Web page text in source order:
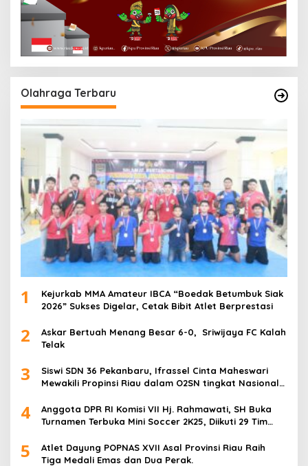
Olahraga Terbaru
1
Kejurkab MMA Amateur IBCA “Boedak Betumbuk Siak
2026” Sukses Digelar, Cetak Bibit Atlet Berprestasi
2
Askar Bertuah Menang Besar 6-0, Sriwijaya FC Kalah
Telak
3
Siswi SDN 36 Pekanbaru, Ifrassel Cinta Maheswari
Mewakili Propinsi Riau dalam O2SN tingkat Nasional
4
Anggota DPR RI Komisi VII Hj. Rahmawati, SH Buka
Turnamen Terbuka Mini Soccer 2K25, Diikuti 29 Tim
5
Atlet Dayung POPNAS XVII Asal Provinsi Riau Raih
Tiga Medali Emas dan Dua Perak.